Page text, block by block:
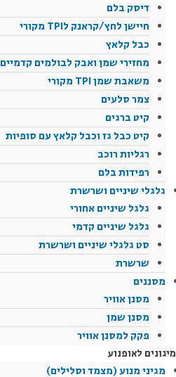
דיסק בלם
חיישן לחץ/קראנק לTPI מקורי
כבל קלאץ
מחזירי שמן ואבק לבולמים קדמיים
משאבת שמן TPI מקורי
צמר סלעים
קיט ברגים
קיט כבל גז וכבל קלאץ עם סופיות
רגליות רוכב
רפידות בלם
גלגלי שיניים ושרשרת
גלגל שיניים אחורי
גלגל שיניים קדמי
סט גלגלי שיניים ושרשרת
שרשרת
מסננים
מסנן אוויר
מסנן שמן
פקק למסנן אוויר
מיגונים לאופנוע
מגיני מנוע (מצמד וסלילים)